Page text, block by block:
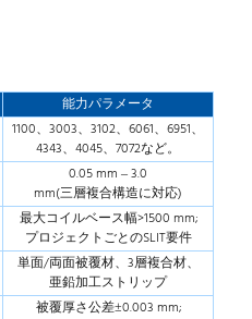
能力パラメータ
1100、3003、3102、6061、6951、
4343、4045、7072など。
0.05 mm – 3.0
mm(三層複合構造に対応)
最大コイルベース幅>1500 mm;
プロジェクトごとのSLIT要件
単面/両面被覆材、3層複合材、
亜鉛加工ストリップ
被覆厚さ公差±0.003 mm;